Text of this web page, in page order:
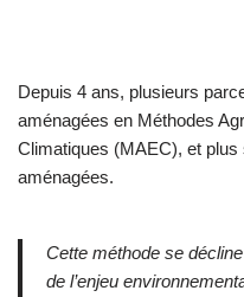
Depuis 4 ans, plusieurs
aménagées en Méthodes
Climatiques (MAEC), et
aménagées.
Cette méthode se
de l’enjeu